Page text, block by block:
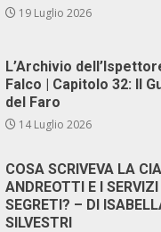
19 Luglio 2026
L’Archivio
Falco | Capitolo 32: Il
del Faro
14 Luglio 2026
COSA SCRIVEVA LA
ANDREOTTI E I SERVIZI
SEGRETI? – DI
SILVESTRI